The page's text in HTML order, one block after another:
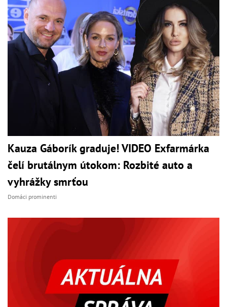
Kauza Gáborík graduje! VIDEO Exfarmárka
čelí brutálnym útokom: Rozbité auto a
vyhrážky smrťou
Domáci prominenti